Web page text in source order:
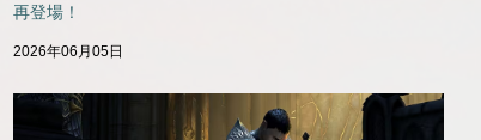
再登場！
2026年06月05日